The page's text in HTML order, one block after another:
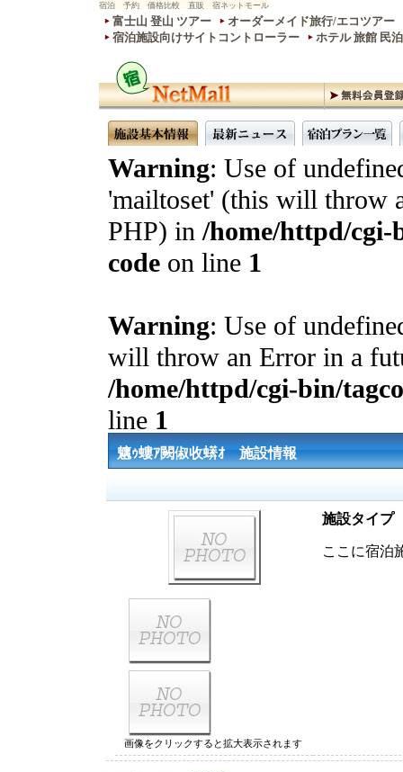
宿泊 予約 価格比較 直販 宿ネットモール
富士山 登山 ツアー
オーダーメイド旅行/エコツアー
宿泊施設向けサイトコントローラー
ホテル 旅館 民
Warning: Use of
'mailtoset' (this will throw
PHP) in/home/httpd/cgi-
code on line 1
Warning: Use of
will throw an Error in a
/home/httpd/cgi-bin/
line 1
魑ｩ螻ｱ闕俶收蠎ｵ 施設情報
施設タイプ
ここに宿泊
画像をクリックすると拡大表示されます